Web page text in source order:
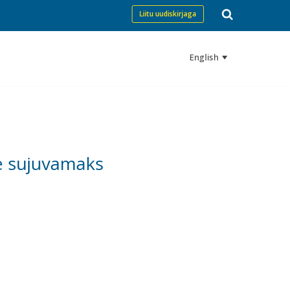
Liitu uudiskirjaga
English